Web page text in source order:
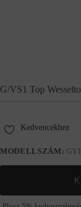
G/VS1 Top
MODELLSZÁM:
Kedvencekhez